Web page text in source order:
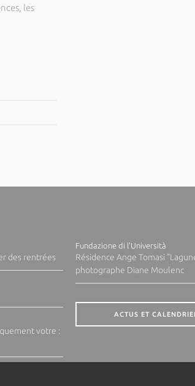
les
des rentrées
votre :
Fundazione di l'Università
Résidence Ange Tomasi
photographe Diane Moulenc
ACTUS ET